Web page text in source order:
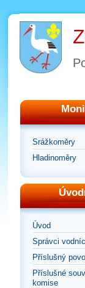
Srážkoměry
Hladinoměry
Úvod
Správci
Příslušný
Příslušné
komise